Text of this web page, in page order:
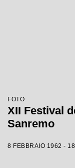
FOTO
XII Festival
Sanremo
8 FEBBRAIO 1962 -